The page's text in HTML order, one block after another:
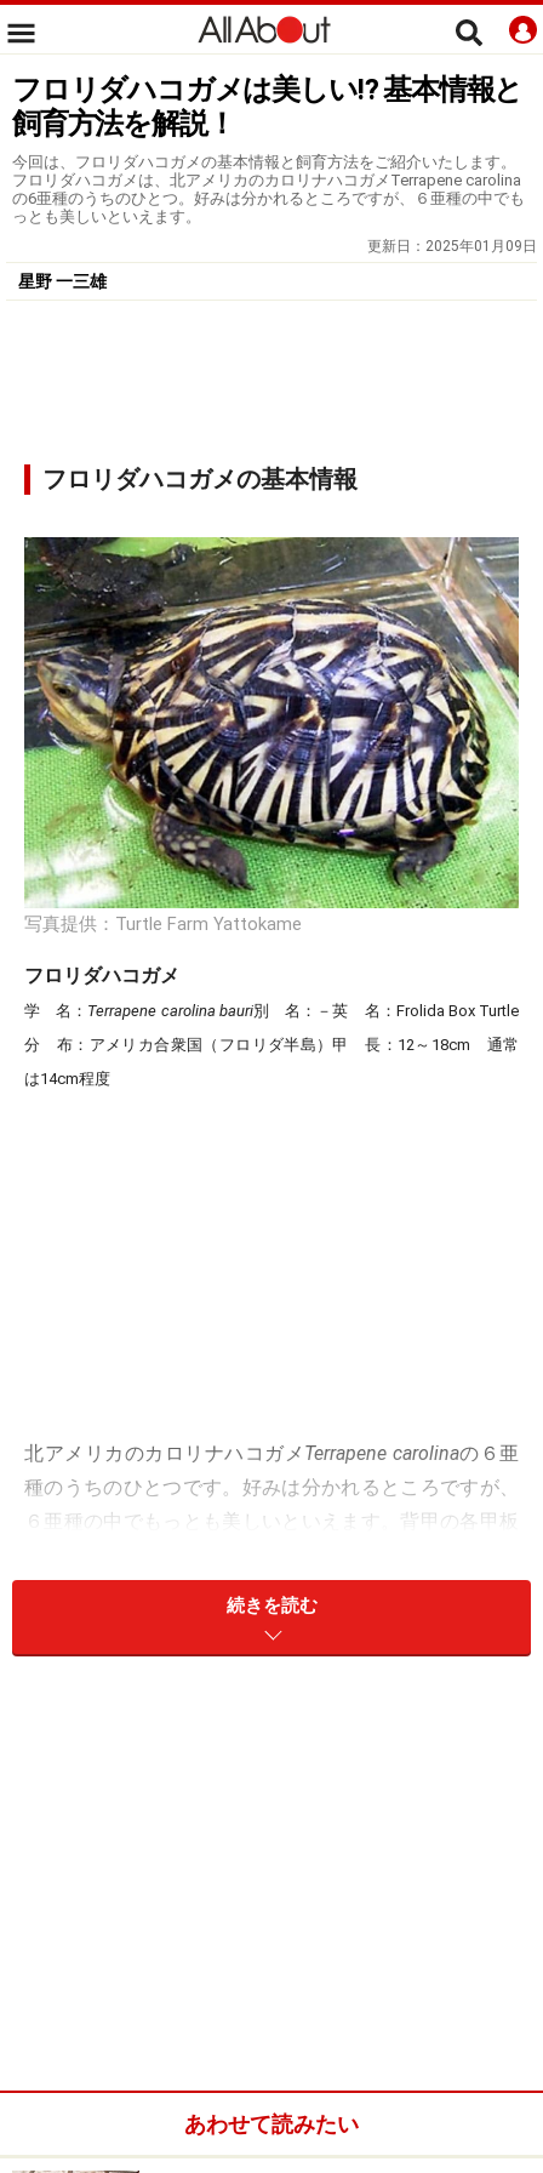
フロリダハコガメは美しい⁉ 基本情報と
飼育方法を解説！
今回は、フロリダハコガメの基本情報と飼育方法をご紹介いたします。
フロリダハコガメは、北アメリカのカロリナハコガメTerrapene carolina
の6亜種のうちのひとつ。好みは分かれるところですが、６亜種の中でも
っとも美しいといえます。
更新日： 2025年01月09日
星野 一三雄
フロリダハコガメの基本情報
写真提供：Turtle Farm Yattokame
フロリダハコガメ
学 名 ： Terrapene carolina bauri別 名 ：－英 名 ：Frolida Box Turtle
分 布 ：アメリカ合衆国（フロリダ半島）甲 長 ：12～18cm 通常
は14cm程度
北アメリカのカロリナハコガメ Terrapene carolinaの６亜
種のうちのひとつです。好みは分かれるところですが、
６亜種の中でもっとも美しいといえます。背甲の各甲板
アメリカ合衆国本国に分布する亜種の中では、もっとも
流通量が少ないために、流通しても相当高価です。
続きを読む
あわせて読みたい